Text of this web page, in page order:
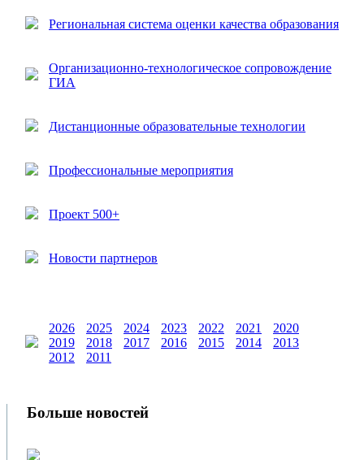
Региональная система оценки качества образования
Организационно-технологическое сопровождение
ГИА
Дистанционные образовательные технологии
Профессиональные мероприятия
Проект 500+
Новости партнеров
2026 2025 2024 2023 2022 2021
2020
2019
2018 2017 2016 2015 2014
2013
2012
2011
Больше новостей